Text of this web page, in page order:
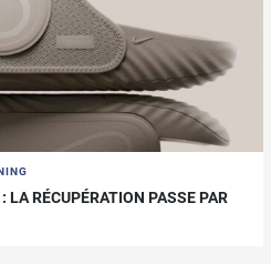
LA RÉCUPÉRATION PASSE PAR